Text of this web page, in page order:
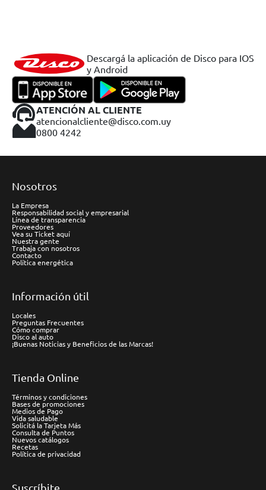
Descargá la aplicación de Disco para IOS
y Android
ATENCIÓN AL CLIENTE
atencionalcliente@disco.com.uy
0800 4242
Nosotros
La Empresa
Responsabilidad social y empresarial
Línea de transparencia
Proveedores
Vea su Ticket aquí
Nuestra gente
Trabaja con nosotros
Contacto
Política energética
Información útil
Locales
Preguntas Frecuentes
Cómo comprar
Disco al auto
¡Buenas Noticias y Beneficios de las Marcas!
Tienda Online
Términos y condiciones
Bases de promociones
Medios de Pago
Vida saludable
Solicitá la Tarjeta Más
Consulta de Puntos
Nuevos catálogos
Recetas
Política de privacidad
Suscríbite